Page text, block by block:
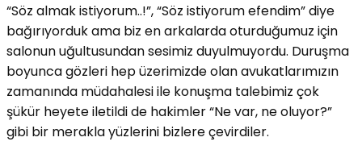
“Söz almak istiyorum..!”, “Söz istiyorum efendim” diye
bağırıyorduk ama biz en arkalarda oturduğumuz için
salonun uğultusundan sesimiz duyulmuyordu. Duruşma
boyunca gözleri hep üzerimizde olan avukatlarımızın
zamanında müdahalesi ile konuşma talebimiz çok
şükür heyete iletildi de hakimler “Ne var, ne oluyor?”
gibi bir merakla yüzlerini bizlere çevirdiler.